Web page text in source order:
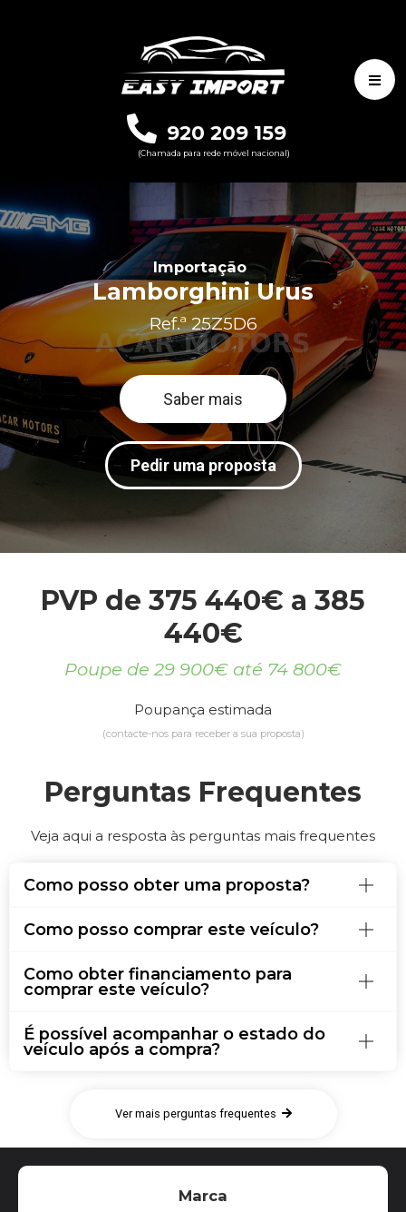
920 209 159
(Chamada para rede móvel nacional)
Importação
Lamborghini Urus
Ref.ª 25Z5D6
Saber mais
Pedir uma proposta
PVP de 375 440€ a 385
440€
Poupe de 29 900€ até 74 800€
Poupança estimada
(contacte-nos para receber a sua proposta)
Perguntas Frequentes
Veja aqui a resposta às perguntas mais frequentes
Como posso obter uma proposta?
Como posso comprar este veículo?
Como obter financiamento para
comprar este veículo?
É possível acompanhar o estado do
veículo após a compra?
Ver mais perguntas frequentes
Marca